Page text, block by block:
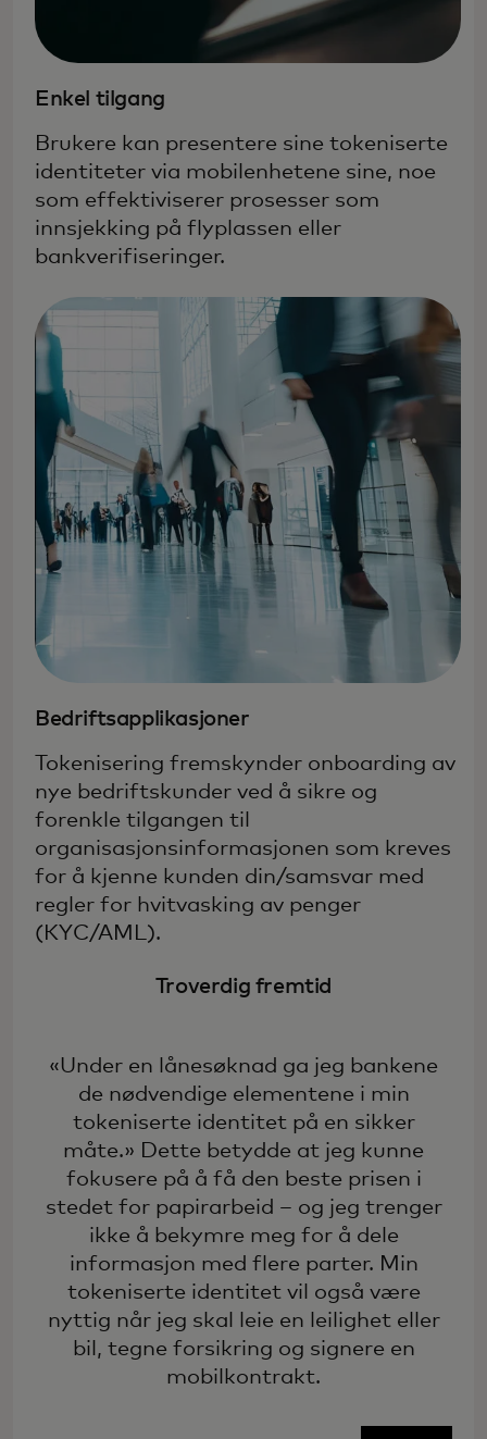
Enkel tilgang
Brukere kan presentere sine tokeniserte
identiteter via mobilenhetene sine, noe
som effektiviserer prosesser som
innsjekking på flyplassen eller
bankverifiseringer.
Bedriftsapplikasjoner
Tokenisering fremskynder onboarding av
nye bedriftskunder ved å sikre og
forenkle tilgangen til
organisasjonsinformasjonen som kreves
for å kjenne kunden din/samsvar med
regler for hvitvasking av penger
(KYC/AML).
Troverdig fremtid
«Under en lånesøknad ga jeg bankene
de nødvendige elementene i min
tokeniserte identitet på en sikker
måte.» Dette betydde at jeg kunne
fokusere på å få den beste prisen i
stedet for papirarbeid – og jeg trenger
ikke å bekymre meg for å dele
informasjon med flere parter. Min
tokeniserte identitet vil også være
nyttig når jeg skal leie en leilighet eller
bil, tegne forsikring og signere en
mobilkontrakt.